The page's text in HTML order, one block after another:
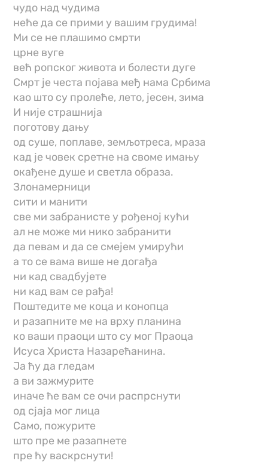
чудо над чудима
неће да се прими у вашим грудима!
Ми се не плашимо смрти
црне вуге
већ ропског живота и болести дуге
Смрт је честа појава међ нама Србима
као што су пролеће, лето, јесен, зима
И није страшнија
поготову дању
од суше, поплаве, земљотреса, мраза
кад је човек сретне на своме имању
окађене душе и светла образа.
Злонамерници
сити и манити
све ми забранисте у рођеној кући
ал не може ми нико забранити
да певам и да се смејем умирући
а то се вама више не догађа
ни кад свадбујете
ни кад вам се рађа!
Поштедите ме коца и конопца
и разапните ме на врху планина
ко ваши праоци што су мог Праоца
Исуса Христа Назарећанина.
Ја ћу да гледам
а ви зажмурите
иначе ће вам се очи распрснути
од сјаја мог лица
Само, пожурите
што пре ме разапнете
пре ћу васкрснути!